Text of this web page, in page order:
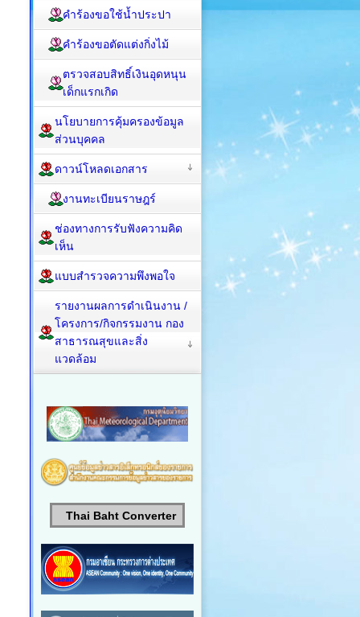
คำร้องขอใช้น้ำประปา
คำร้องขอตัดแต่งกิ่งไม้
ตรวจสอบสิทธิ์เงินอุดหนุน
เด็กแรกเกิด
นโยบายการคุ้มครองข้อมูล
ส่วนบุคคล
ดาวน์โหลดเอกสาร
งานทะเบียนราษฎร์
ช่องทางการรับฟังความคิด
เห็น
แบบสำรวจความพึงพอใจ
รายงานผลการดำเนินงาน /
โครงการ/กิจกรรมงาน กอง
สาธารณสุขและสิ่ง
แวดล้อม
Thai Baht Converter